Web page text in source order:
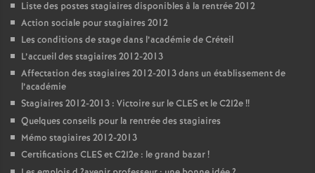
Liste des postes stagiaires disponibles à la rentrée 2012
Action sociale pour stagiaires 2012
Les conditions de stage dans l’académie de Créteil
L’accueil des stagiaires 2012-2013
Affectation des stagiaires 2012-2013 dans un établissement de
l’académie
Stagiaires 2012-2013 : Victoire sur leCLESet le C2I2e!!
Quelques conseils pour la rentrée des stagiaires
Mémo stagiaires 2012-2013
Certifications CLESet C2I2e : le grand bazar!